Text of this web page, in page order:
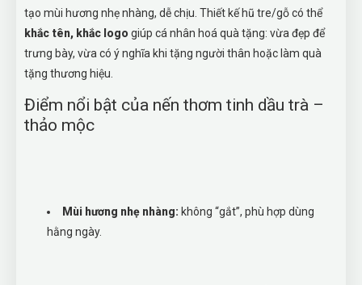
tạo mùi hương nhẹ nhàng, dễ chịu. Thiết kế hũ tre/gỗ có thể
khắc tên, khắc logo giúp cá nhân hoá quà tặng: vừa đẹp để
trưng bày, vừa có ý nghĩa khi tặng người thân hoặc làm quà
tặng thương hiệu.
Điểm nổi bật của nến thơm tinh dầu trà –
thảo mộc
Mùi hương nhẹ nhàng: không “gắt”, phù hợp dùng
hằng ngày.